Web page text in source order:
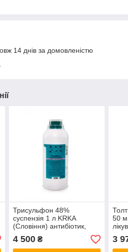
14 днів за домовленістю
Трисульфон 48%
суспензія 1 л KRKA
(Словіння) антибіотик,
кокцидіостатик для
птицювання та кроликів
4 500₴
50
3